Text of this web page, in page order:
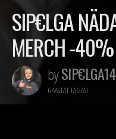
SIP€LGA
MERCH -40%
bySIP€LGA14
6 AASTAT TAGASI